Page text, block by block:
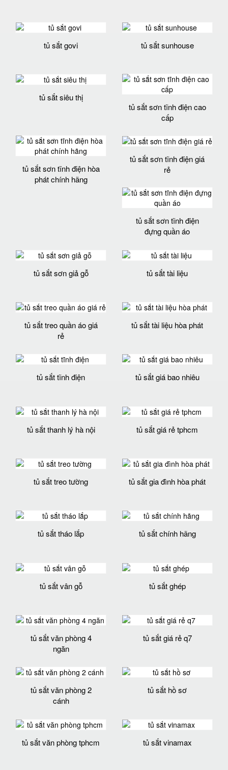
tủ sắt govi tủ sắt sunhouse
tủ sắt siêu thị
tủ sắt sơn tĩnh điện cao
cấp
tủ sắt sơn tĩnh điện hòa
phát chính hãng
tủ sắt sơn tĩnh điện giá
rẻ
tủ sắt sơn tĩnh điện
đựng quần áo
tủ sắt sơn giả gỗ tủ sắt tài liệu
tủ sắt treo quần áo giá
rẻ
tủ sắt tài liệu hòa phát
tủ sắt tĩnh điện tủ sắt giá bao nhiêu
tủ sắt thanh lý hà nội tủ sắt giá rẻ tphcm
tủ sắt treo tường tủ sắt gia đình hòa phát
tủ sắt tháo lắp tủ sắt chính hãng
tủ sắt vân gỗ tủ sắt ghép
tủ sắt văn phòng 4
ngăn
tủ sắt giá rẻ q7
tủ sắt văn phòng 2
cánh
tủ sắt hồ sơ
tủ sắt văn phòng tphcm tủ sắt vinamax